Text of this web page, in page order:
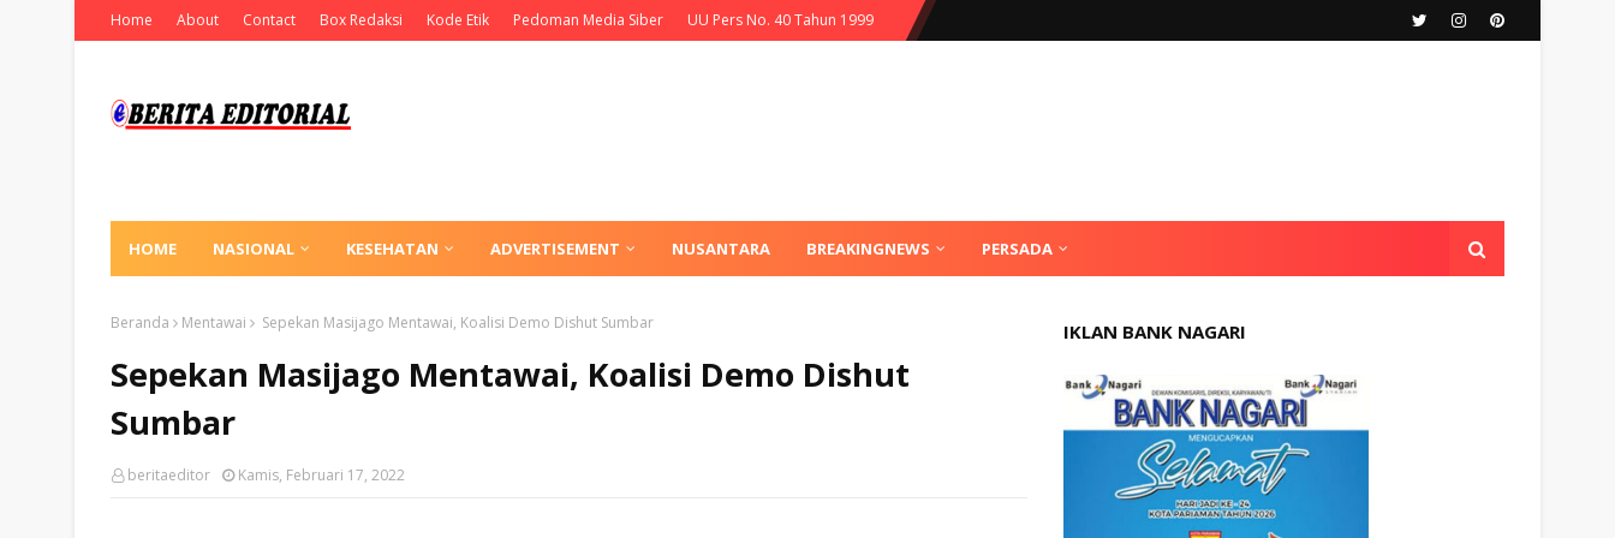
Home About Contact Box Redaksi Kode Etik Pedoman Media Siber UU Pers No. 40 Tahun 1999
HOME NASIONAL KESEHATAN ADVERTISEMENT NUSANTARA BREAKINGNEWS PERSADA
Beranda Mentawai Sepekan Masijago Mentawai, Koalisi Demo Dishut Sumbar
Sepekan Masijago Mentawai, Koalisi Demo Dishut
Sumbar
beritaeditor Kamis, Februari 17, 2022
IKLAN BANK NAGARI